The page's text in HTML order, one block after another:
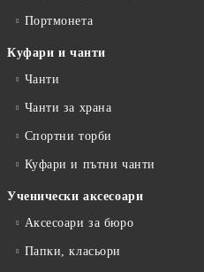
Портмонета
Куфари и чанти
Чанти
Чанти за храна
Спортни торби
Куфари и пътни чанти
Ученически аксесоари
Аксесоари за бюро
Папки, класьори